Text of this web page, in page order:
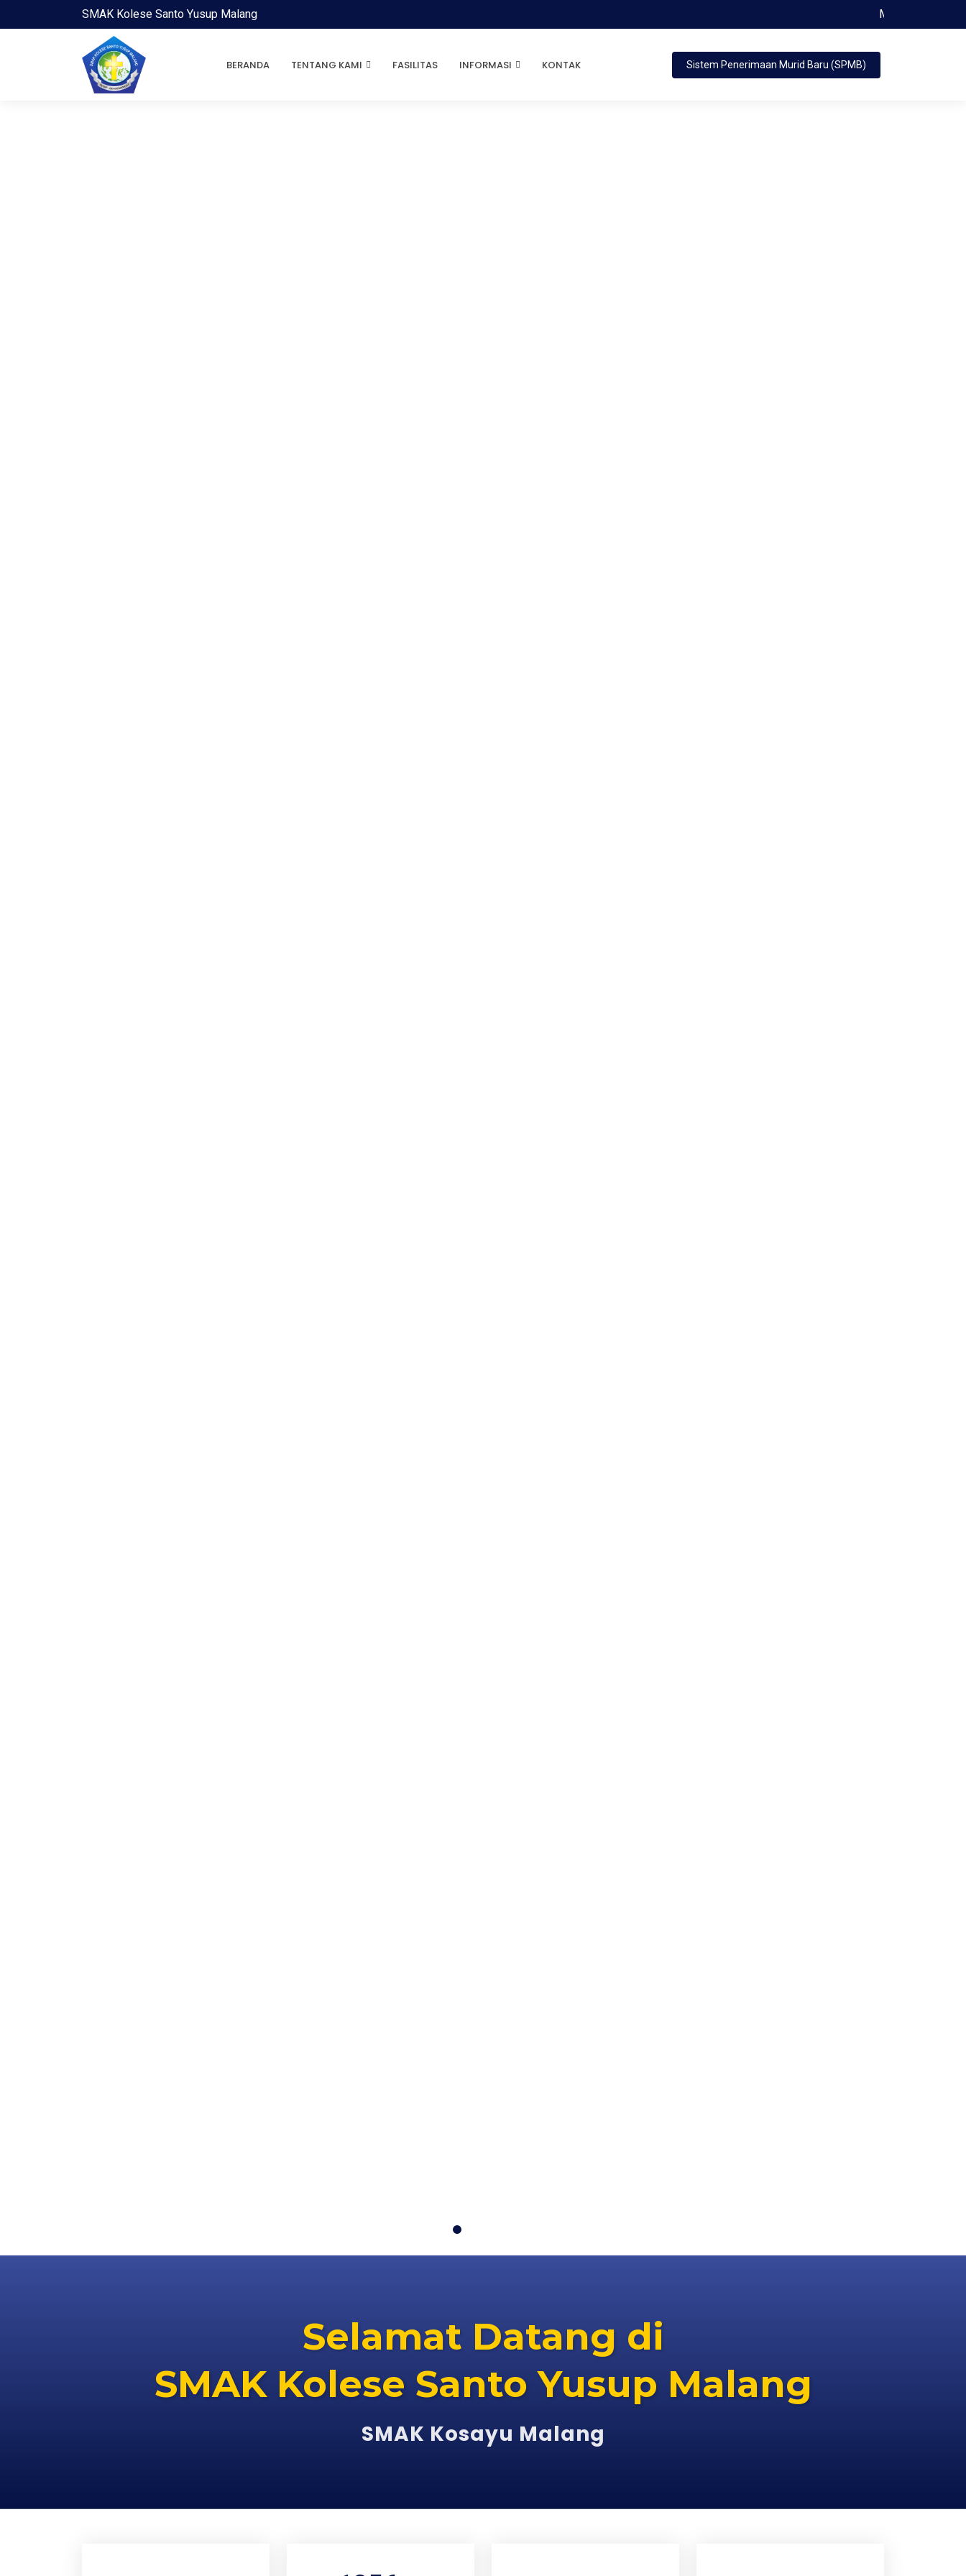
SMAK Kolese Santo Yusup Malang Menjadi Saleh dan
BERANDA TENTANG KAMI FASILITAS INFORMASI KONTAK Sistem Penerimaan Murid Baru (SPMB)
Selamat Datang di
SMAK Kolese Santo Yusup Malang
SMAK Kosayu Malang